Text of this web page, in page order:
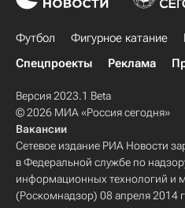
Футбол Фигурное катание
Спецпроекты
Реклама
Версия 2023.1 Beta
© 2026 МИА «Россия сегодня»
Вакансии
Сетевое издание РИА Новости
в Федеральной службе по
информационных технологий и
(Роскомнадзор) 08 апреля 2014